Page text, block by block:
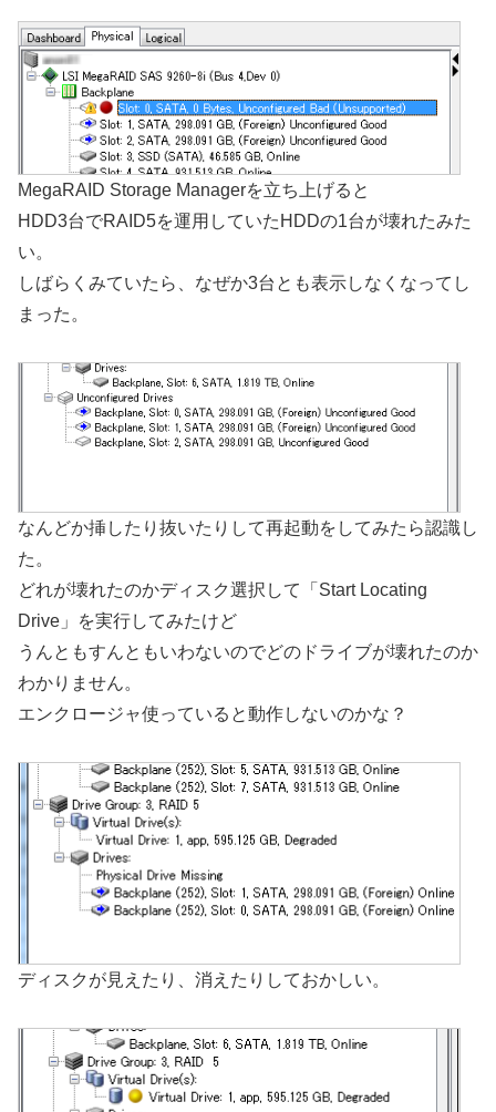
MegaRAID Storage Managerを立ち上げると
HDD3台でRAID5を運用していたHDDの1台が壊れたみた
い。
しばらくみていたら、なぜか3台とも表示しなくなってし
まった。
なんどか挿したり抜いたりして再起動をしてみたら認識し
た。
どれが壊れたのかディスク選択して「Start Locating
Drive」を実行してみたけど
うんともすんともいわないのでどのドライブが壊れたのか
わかりません。
エンクロージャ使っていると動作しないのかな？
ディスクが見えたり、消えたりしておかしい。